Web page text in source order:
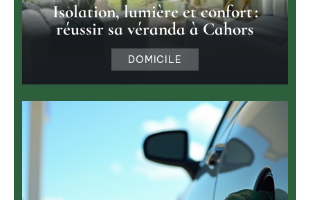
Isolation, lumière et confort :
réussir sa véranda à Cahors
DOMICILE